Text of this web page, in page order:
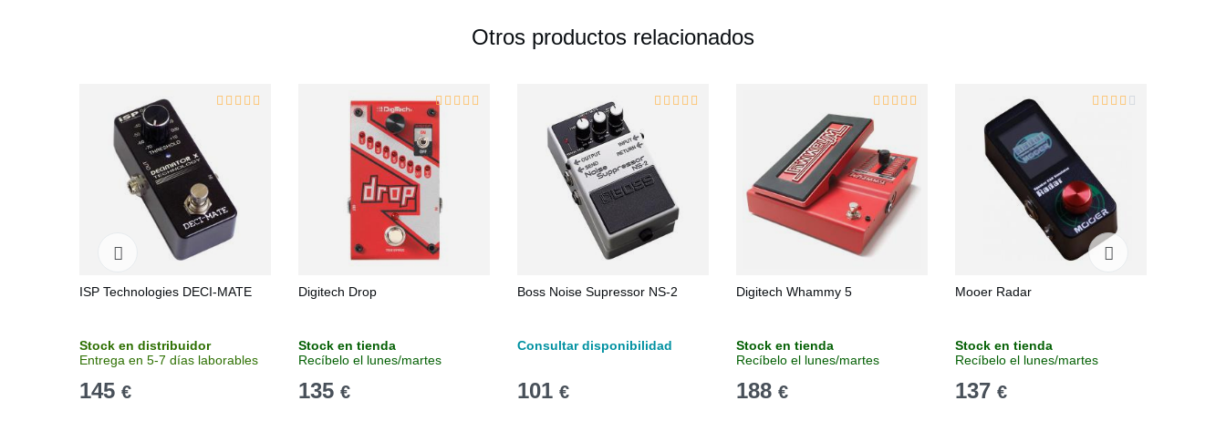
Otros productos relacionados
ISP Technologies DECI-MATE
Stock en distribuidor
Entrega en 5-7 días laborables
145 €
Digitech Drop
Stock en tienda
Recíbelo el lunes/martes
135 €
Boss Noise Supressor NS-2
Consultar disponibilidad
101 €
Digitech Whammy 5
Stock en tienda
Recíbelo el lunes/martes
188 €
Mooer Radar
Stock en tienda
Recíbelo el lunes/martes
137 €